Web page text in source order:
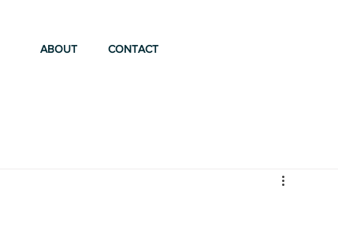
ABOUT CONTACT